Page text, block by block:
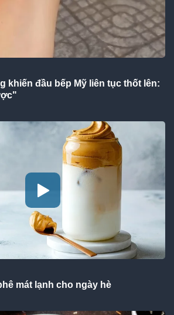
khiến đầu bếp Mỹ liên tục thốt lên:
mát lạnh cho ngày hè